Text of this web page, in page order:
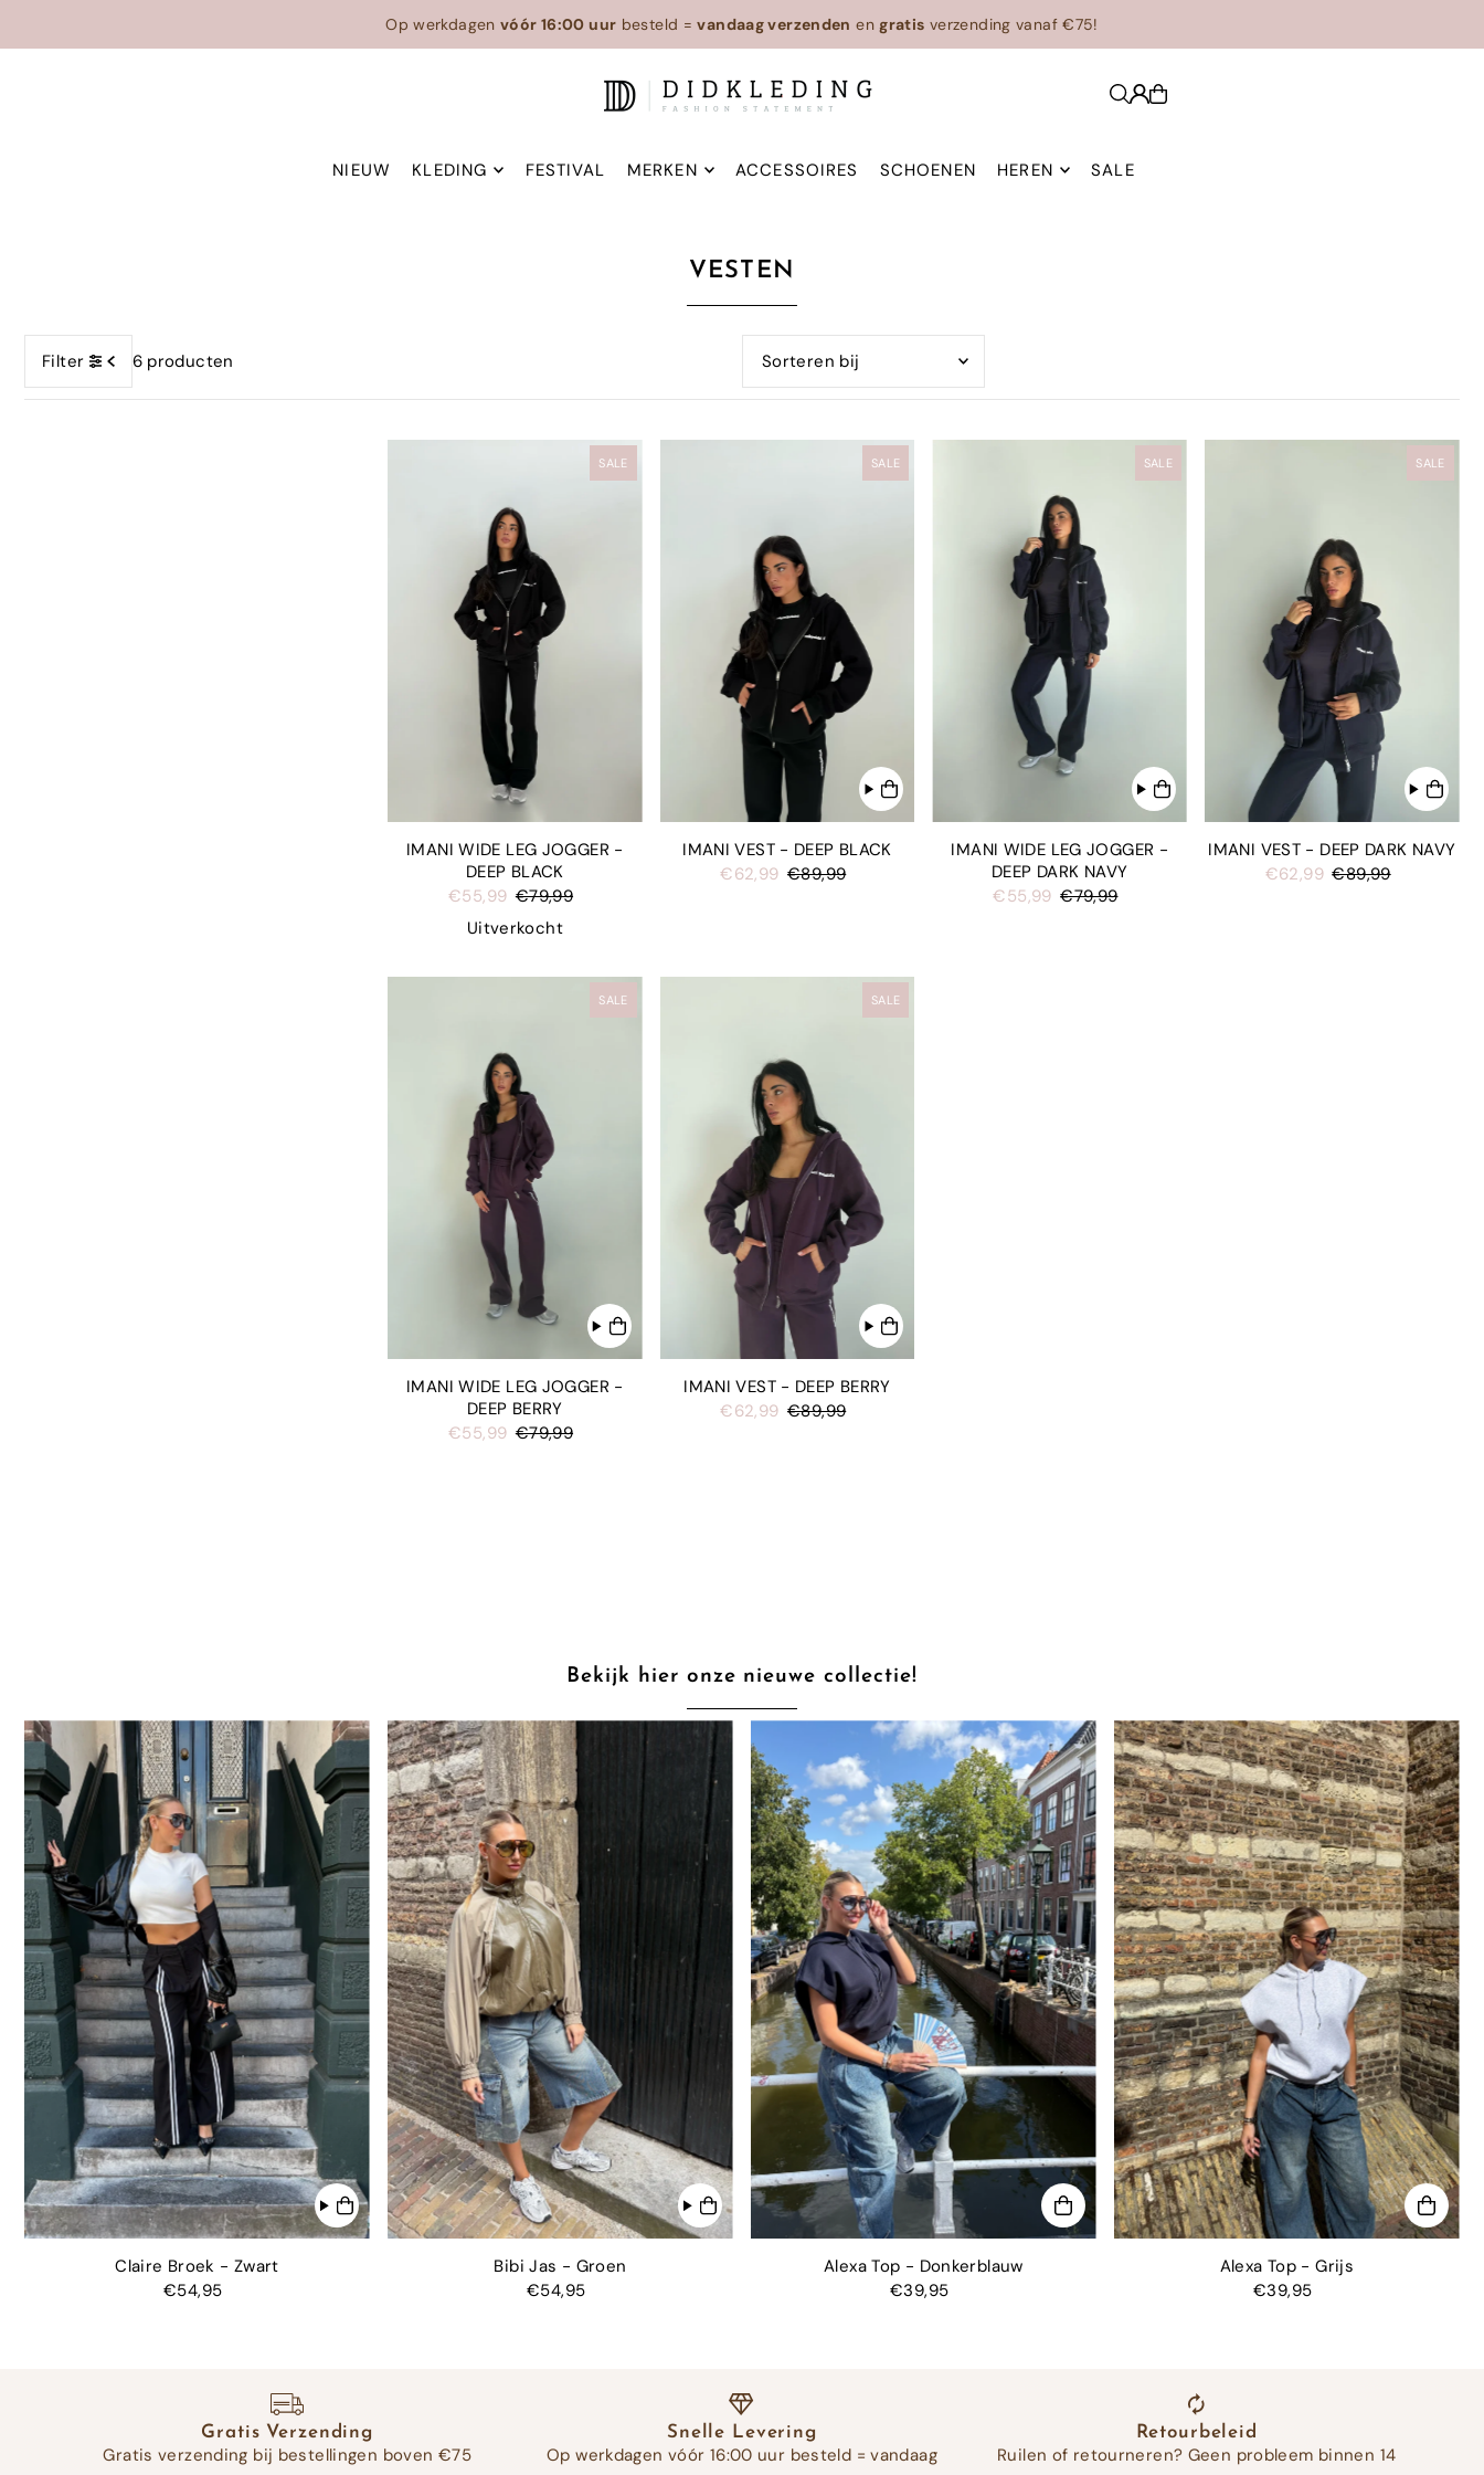
Translation missing: nl.accessibility.skip_to_textOp werkdagenvóór 16:00 uur besteld =vandaag verzenden engratis verzending vanaf €75!
NIEUW KLEDING FESTIVAL MERKEN ACCESSOIRES SCHOENEN HEREN SALE
VESTEN
Filter 6 producten
Uitgelicht
Meest relevant
Best verkopende
Alfabetisch: Z-A
Prijs: laag naar hoog
Prijs: hoog naar laag
Datum: oud naar nieuw
Datum: nieuw naar oud
SALE
IMANI WIDE LEG JOGGER -
DEEP BLACK
€55,99 €79,99
Uitverkocht
SALE
IMANI VEST - DEEP BLACK
€62,99 €89,99
SALE
IMANI WIDE LEG JOGGER -
DEEP DARK NAVY
€55,99 €79,99
SALE
IMANI VEST - DEEP DARK NAVY
€62,99 €89,99
SALE
IMANI WIDE LEG JOGGER -
DEEP BERRY
€55,99 €79,99
SALE
IMANI VEST - DEEP BERRY
€62,99 €89,99
Bekijk hier onze nieuwe collectie!
Claire Broek - Zwart
€54,95
Bibi Jas - Groen
€54,95
Alexa Top - Donkerblauw
€39,95
Alexa Top - Grijs
€39,95
Gratis Verzending
Gratis verzending bij bestellingen boven €75
Snelle Levering
Op werkdagen vóór 16:00 uur besteld = vandaag
Retourbeleid
Ruilen of retourneren? Geen probleem binnen 14